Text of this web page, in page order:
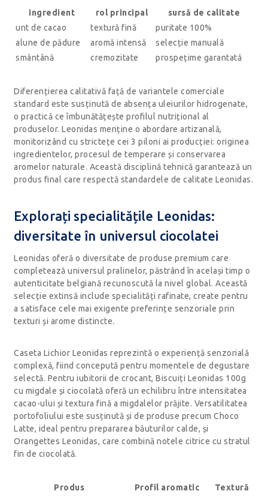
ingredient rol principal
sursă de calitate
unt de cacao
textură fină
puritate 100%
alune de pădure
aromă intensă
selecție manuală
smântână
cremozitate prospețime garantată
Diferențierea calitativă față de variantele comerciale
standard este susținută de absența uleiurilor hidrogenate,
o practică ce îmbunătățește profilul nutrițional al
produselor. Leonidas menține o abordare artizanală,
monitorizând cu strictețe cei 3 piloni ai producției: originea
ingredientelor, procesul de temperare și conservarea
aromelor naturale. Această disciplină tehnică garantează un
produs final care respectă standardele de calitate Leonidas.
Explorați specialitățile Leonidas:
diversitate în universul ciocolatei
Leonidas oferă o diversitate de produse premium care
completează universul pralinelor, păstrând în același timp o
autenticitate belgiană recunoscută la nivel global. Această
selecție extinsă include specialități rafinate, create pentru
a satisface cele mai exigente preferințe senzoriale prin
texturi și arome distincte.
Caseta Lichior Leonidas reprezintă o experiență senzorială
complexă, fiind concepută pentru momentele de degustare
selectă. Pentru iubitorii de crocant, Biscuiți Leonidas 100g
cu migdale și ciocolată oferă un echilibru între intensitatea
cacao-ului și textura fină a migdalelor prăjite. Versatilitatea
portofoliului este susținută și de produse precum Choco
Latte, ideal pentru prepararea băuturilor calde, și
Orangettes Leonidas, care combină notele citrice cu stratul
fin de ciocolată.
Produs Profil aromatic
Textură